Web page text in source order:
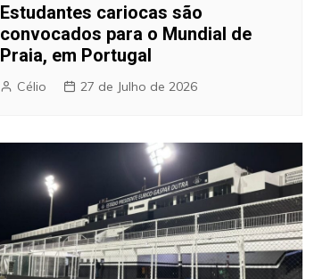
Estudantes cariocas são
convocados para o Mundial de
Praia, em Portugal
Célio 27 de Julho de 2026